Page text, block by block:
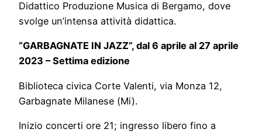
Didattico Produzione Musica di Bergamo, dove
svolge un’intensa attività didattica.
“GARBAGNATE IN JAZZ”, dal 6 aprile al 27 aprile
2023 – Settima edizione
Biblioteca civica Corte Valenti, via Monza 12,
Garbagnate Milanese (Mi).
Inizio concerti ore 21; ingresso libero fino a